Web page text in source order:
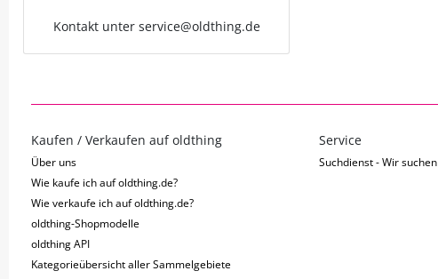
Kontakt unter service@oldthing.de
Kaufen / Verkaufen auf oldthing
Über uns
Wie kaufe ich auf oldthing.de?
Wie verkaufe ich auf oldthing.de?
oldthing-Shopmodelle
oldthing API
Kategorieübersicht aller Sammelgebiete
Service
Suchdienst - Wir